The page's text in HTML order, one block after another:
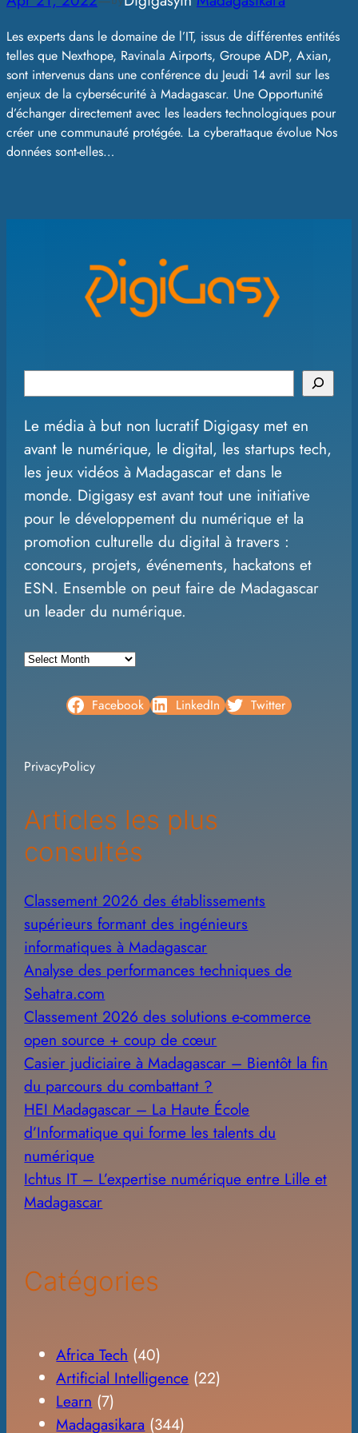
Les experts dans le domaine de l’IT, issus de différentes entités
telles que Nexthope, Ravinala Airports, Groupe ADP, Axian,
sont intervenus dans une conférence du Jeudi 14 avril sur les
enjeux de la cybersécurité à Madagascar. Une Opportunité
d’échanger directement avec les leaders technologiques pour
créer une communauté protégée. La cyberattaque évolue Nos
données sont-elles…
e
a
r
c
h
Le média à but non lucratif Digigasy met en
avant le numérique, le digital, les startups tech,
les jeux vidéos à Madagascar et dans le
monde. Digigasy est avant tout une initiative
pour le développement du numérique et la
promotion culturelle du digital à travers :
concours, projets, événements, hackatons et
ESN. Ensemble on peut faire de Madagascar
un leader du numérique.
A
v
s
Facebook LinkedIn Twitter
PrivacyPolicy
Articles les plus
consultés
Classement 2026 des établissements
supérieurs formant des ingénieurs
informatiques à Madagascar
Analyse des performances techniques de
Sehatra.com
Classement 2026 des solutions e-commerce
open source + coup de cœur
Casier judiciaire à Madagascar – Bientôt la fin
du parcours du combattant ?
HEI Madagascar – La Haute École
d’Informatique qui forme les talents du
numérique
Ichtus IT – L’expertise numérique entre Lille et
Madagascar
Catégories
Africa Tech (40)
Artificial Intelligence (22)
Learn (7)
Madagasikara (344)